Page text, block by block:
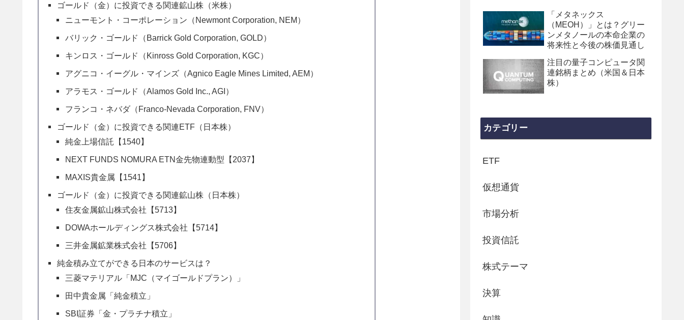
ゴールド（金）に投資できる関連鉱山株（米株）
ニューモント・コーポレーション（Newmont Corporation, NEM）
バリック・ゴールド（Barrick Gold Corporation, GOLD）
キンロス・ゴールド（Kinross Gold Corporation, KGC）
アグニコ・イーグル・マインズ（Agnico Eagle Mines Limited, AEM）
アラモス・ゴールド（Alamos Gold Inc., AGI）
フランコ・ネバダ（Franco-Nevada Corporation, FNV）
ゴールド（金）に投資できる関連ETF（日本株）
純金上場信託【1540】
NEXT FUNDS NOMURA ETN金先物連動型【2037】
MAXIS貴金属【1541】
ゴールド（金）に投資できる関連鉱山株（日本株）
住友金属鉱山株式会社【5713】
DOWAホールディングス株式会社【5714】
三井金属鉱業株式会社【5706】
純金積み立てができる日本のサービスは？
三菱マテリアル「MJC（マイゴールドプラン）」
田中貴金属「純金積立」
SBI証券「金・プラチナ積立」
「メタネックス
（MEOH）」とは？グリー
ンメタノールの本命企業の
将来性と今後の株価見通し
注目の量子コンピュータ関
連銘柄まとめ（米国＆日本
株）
カテゴリー
ETF
仮想通貨
市場分析
投資信託
株式テーマ
決算